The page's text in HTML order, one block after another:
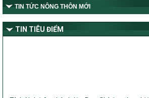
TIN TỨC NÔNG THÔN MỚI
TIN TIÊU ĐIỂM